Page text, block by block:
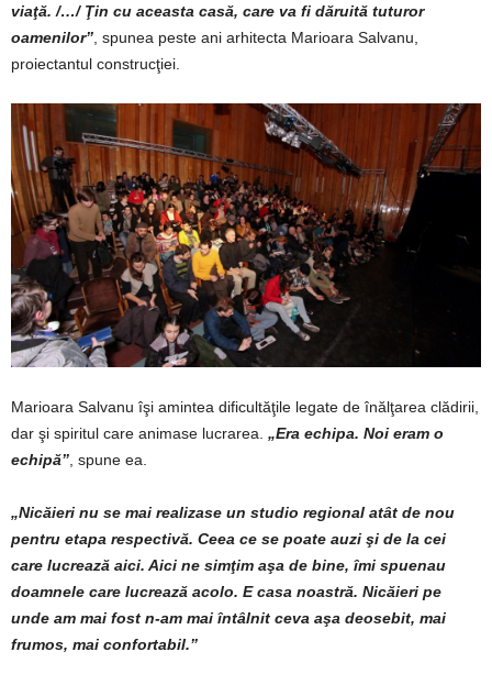
viaţă. /…/ Ţin cu aceasta casă, care va fi dăruită tuturor
oamenilor” , spunea peste ani arhitecta Marioara Salvanu,
proiectantul construcţiei.
Marioara Salvanu îşi amintea dificultăţile legate de înălţarea clădirii,
dar şi spiritul care animase lucrarea. „Era echipa. Noi eram o
echipă”, spune ea.
„Nicăieri nu se mai realizase un studio regional atât de nou
pentru etapa respectivă. Ceea ce se poate auzi şi de la cei
care lucrează aici. Aici ne simţim aşa de bine, îmi spuenau
doamnele care lucrează acolo. E casa noastră. Nicăieri pe
unde am mai fost n-am mai întâlnit ceva aşa deosebit, mai
frumos, mai confortabil.”